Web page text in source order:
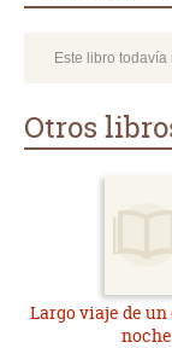
Este libro
Otros
Largo viaje de
noche